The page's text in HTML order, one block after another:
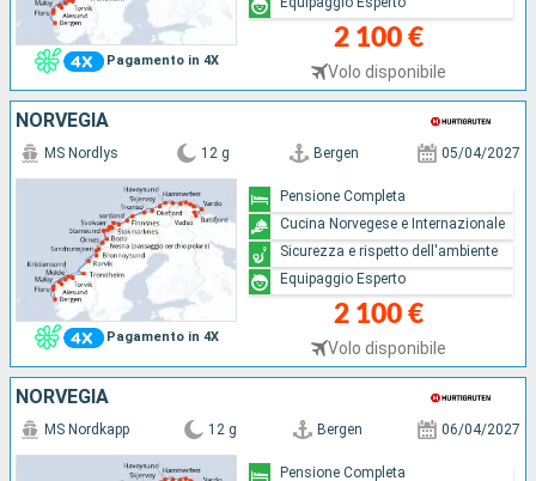
Pagamento in 4X
2 100 €
Volo disponibile
NORVEGIA
Pagamento in 4X
MS Nordlys 12 g Bergen 05/04/2027
2 100 €
Volo disponibile
Pensione Completa
Cucina Norvegese e Internazionale
Sicurezza e rispetto dell'ambiente
Equipaggio Esperto
NORVEGIA
MS Nordkapp 12 g Bergen 06/04/2027
Pensione Completa